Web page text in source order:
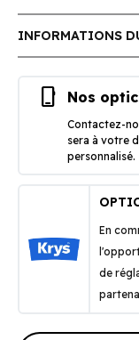
INFORMATIONS
phone_iphone Nos
Contactez-
sera à votre
personnalisé.
En
de